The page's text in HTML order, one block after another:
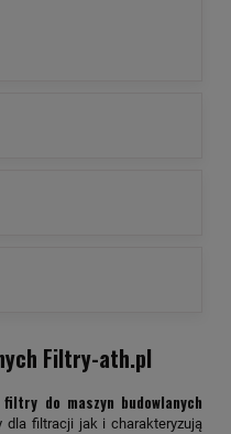
Filtry-ath.pl
filtry do maszyn budowlanych
dla filtracji jak i charakteryzują